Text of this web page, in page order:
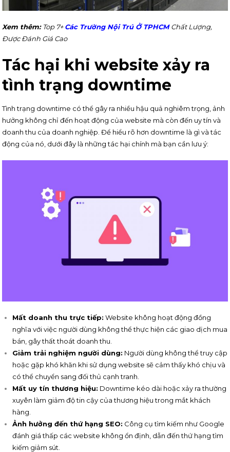
Xem thêm: Top 7+Các Trường Nội Trú Ở TPHCM Chất Lượng,
Được Đánh Giá Cao
Tác hại khi website xảy ra
tình trạng downtime
Tình trạng downtime có thể gây ra nhiều hậu quả nghiêm trọng, ảnh
hưởng không chỉ đến hoạt động của website mà còn đến uy tín và
doanh thu của doanh nghiệp. Để hiểu rõ hơn downtime là gì và tác
động của nó, dưới đây là những tác hại chính mà bạn cần lưu ý:
Mất doanh thu trực tiếp: Website không hoạt động đồng
nghĩa với việc người dùng không thể thực hiện các giao dịch mua
bán, gây thất thoát doanh thu.
Giảm trải nghiệm người dùng: Người dùng không thể truy cập
hoặc gặp khó khăn khi sử dụng website sẽ cảm thấy khó chịu và
có thể chuyển sang đối thủ cạnh tranh.
Mất uy tín thương hiệu: Downtime kéo dài hoặc xảy ra thường
xuyên làm giảm độ tin cậy của thương hiệu trong mắt khách
hàng.
Ảnh hưởng đến thứ hạng SEO: Công cụ tìm kiếm như Google
đánh giá thấp các website không ổn định, dẫn đến thứ hạng tìm
kiếm giảm sút.